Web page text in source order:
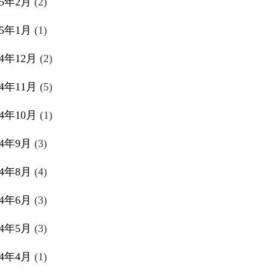
年1月 (1)
年12月 (2)
年11月 (5)
年10月 (1)
年9月 (3)
年8月 (4)
年6月 (3)
年5月 (3)
年4月 (1)